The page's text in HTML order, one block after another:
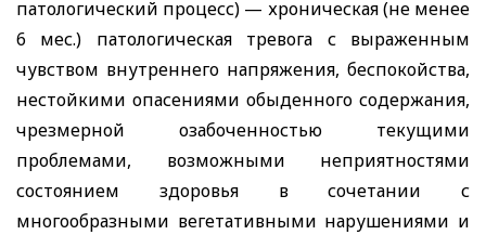
патологический процесс) — хроническая (не менее
6 мес.) патологическая тревога с выраженным
чувством внутреннего напряжения, беспокойства,
нестойкими опасениями обыденного содержания,
чрезмерной озабоченностью текущими
проблемами, возможными неприятностями
состоянием здоровья в сочетании с
многообразными вегетативными нарушениями и